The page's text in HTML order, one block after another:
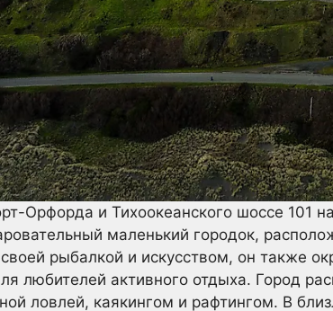
Орфорда и Тихоокеанского шоссе 101
маленький городок,
рыбалкой и искусством, он также
любителей активного отдыха. Город
ловлей, каякингом и рафтингом. В